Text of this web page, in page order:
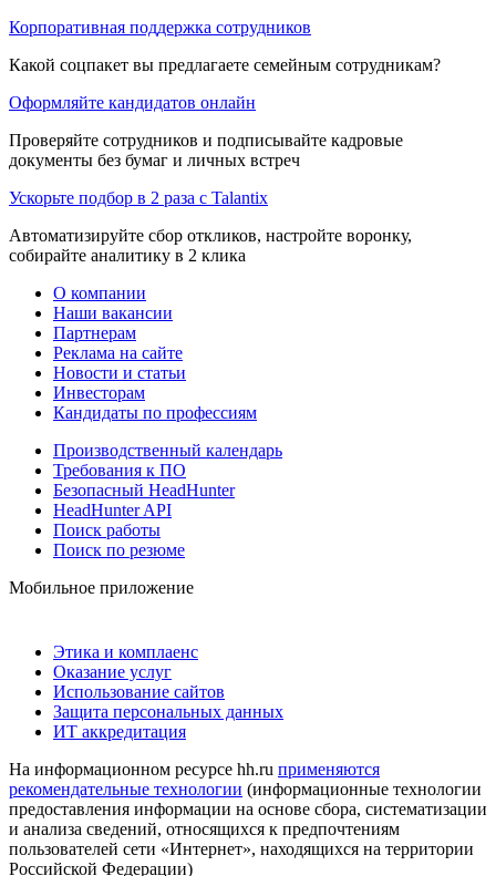
Корпоративная поддержка сотрудников
Какой соцпакет вы предлагаете семейным сотрудникам?
Оформляйте кандидатов онлайн
Проверяйте сотрудников и подписывайте кадровые
документы без бумаг и личных встреч
Ускорьте подбор в 2 раза с Talantix
Автоматизируйте сбор откликов, настройте воронку,
собирайте аналитику в 2 клика
О компании
Наши вакансии
Партнерам
Реклама на сайте
Новости и статьи
Инвесторам
Кандидаты по профессиям
Производственный календарь
Требования к ПО
Безопасный HeadHunter
HeadHunter API
Поиск работы
Поиск по резюме
Мобильное приложение
Этика и комплаенс
Оказание услуг
Использование сайтов
Защита персональных данных
ИТ аккредитация
На информационном ресурсе hh.ru применяются
рекомендательные технологии (информационные технологии
предоставления информации на основе сбора, систематизации
и анализа сведений, относящихся к предпочтениям
пользователей сети «Интернет», находящихся на территории
Российской Федерации)